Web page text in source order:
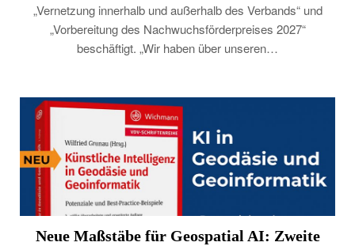
„Vernetzung innerhalb und außerhalb des Verbands“ und
„Vorbereitung des Nachwuchsförderpreises 2027“
beschäftigt. „Wir haben über unseren…
Neue Maßstäbe für Geospatial AI: Zweite